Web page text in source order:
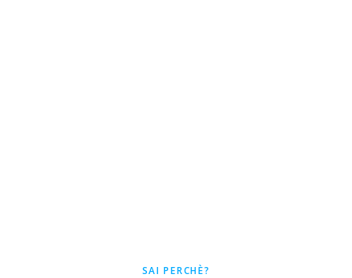
SAI PERCHÈ?